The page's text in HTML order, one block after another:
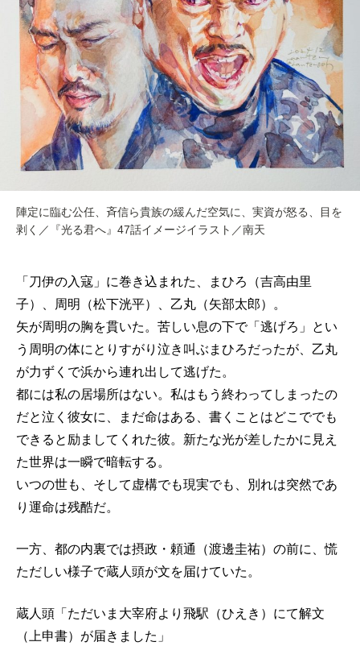
陣定に臨む公任、斉信ら貴族の緩んだ空気に、実資が怒る、目を
剥く／『光る君へ』47話イメージイラスト／南天
「刀伊の入寇」に巻き込まれた、まひろ（吉高由里
子）、周明（松下洸平）、乙丸（矢部太郎）。
矢が周明の胸を貫いた。苦しい息の下で「逃げろ」とい
う周明の体にとりすがり泣き叫ぶまひろだったが、乙丸
が力ずくで浜から連れ出して逃げた。
都には私の居場所はない。私はもう終わってしまったの
だと泣く彼女に、まだ命はある、書くことはどこででも
できると励ましてくれた彼。新たな光が差したかに見え
た世界は一瞬で暗転する。
いつの世も、そして虚構でも現実でも、別れは突然であ
り運命は残酷だ。
一方、都の内裏では摂政・頼通（渡邊圭祐）の前に、慌
ただしい様子で蔵人頭が文を届けていた。
蔵人頭「ただいま大宰府より飛駅（ひえき）にて解文
（上申書）が届きました」